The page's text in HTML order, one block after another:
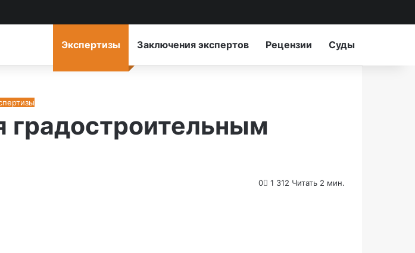
Экспертизы Заключения экспертов Рецензии Суды
градостроительным
0 1 312 Читать 2 мин.